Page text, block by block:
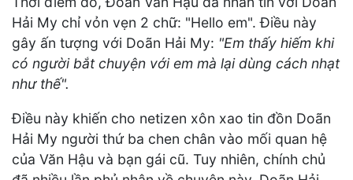
Hải My chỉ vỏn vẹn 2 chữ: "Hello em". Điều này
gây ấn tượng với Doãn Hải My: "Em thấy hiếm khi
có người bắt chuyện với em mà lại dùng cách nhạt
như thế".
Điều này khiến cho netizen xôn xao tin đồn Doãn
Hải My người thứ ba chen chân vào mối quan hệ
của Văn Hậu và bạn gái cũ. Tuy nhiên, chính chủ